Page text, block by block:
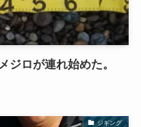
ジロが連れ始めた。
ジギング